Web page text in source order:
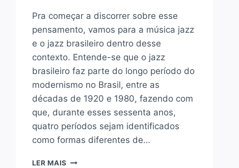
Pra começar a discorrer sobre esse
pensamento, vamos para a música jazz
e o jazz brasileiro dentro desse
contexto. Entende-se que o jazz
brasileiro faz parte do longo período do
modernismo no Brasil, entre as
décadas de 1920 e 1980, fazendo com
que, durante esses sessenta anos,
quatro períodos sejam identificados
como formas diferentes de…
LER MAIS